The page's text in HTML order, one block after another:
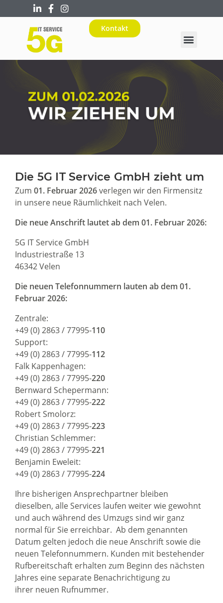
Kontakt
Die 5G IT Service GmbH zieht um
Zum 01. Februar 2026verlegen wir den Firmensitz
in unsere neue Räumlichkeit nach Velen.
Die neue Anschrift lautet ab dem 01. Februar 2026:
5G IT Service GmbH
Industriestraße 13
46342 Velen
Die neuen Telefonnummern lauten ab dem 01.
Februar 2026:
Zentrale:
+49 (0) 2863 / 77995-110
Support:
+49 (0) 2863 / 77995-112
Falk Kappenhagen:
+49 (0) 2863 / 77995-220
Bernward Schepermann:
+49 (0) 2863 / 77995-222
Robert Smolorz:
+49 (0) 2863 / 77995-223
Christian Schlemmer:
+49 (0) 2863 / 77995-221
Benjamin Eweleit:
+49 (0) 2863 / 77995-224
Ihre bisherigen Ansprechpartner bleiben
dieselben, alle Services laufen weiter wie gewohnt
und auch während des Umzugs sind wir ganz
normal für Sie erreichbar. Ab dem genannten
Datum gelten jedoch die neue Anschrift sowie die
neuen Telefonnummern. Kunden mit bestehender
Rufbereitschaft erhalten zum Beginn des nächsten
Jahres eine separate Benachrichtigung zu
ihrer neuen Rufnummer.